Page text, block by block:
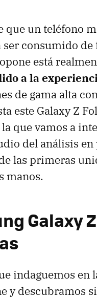
que un teléfono
ser consumido
está
a la
de gama alta
este Galaxy Z
que vamos a
del análisis
las primeras
manos.
Galaxy
indaguemos en
y descubramos